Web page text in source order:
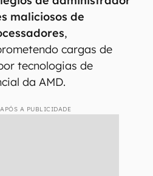
maliciosos de
,
cargas de
tecnologias de
da AMD.
A PUBLICIDADE